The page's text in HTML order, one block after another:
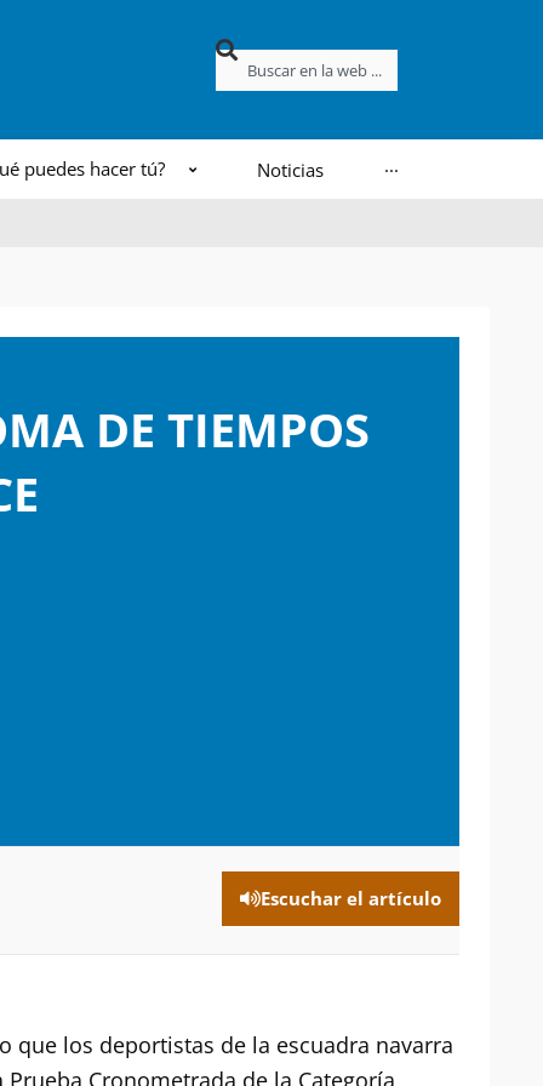
Buscar
puedes hacer tú? Noticias ···
DE TIEMPOS
Escuchar el artículo
que los deportistas de la escuadra navarra
Cronometrada de la Categoría